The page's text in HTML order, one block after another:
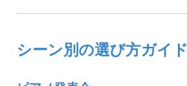
シーン別の選び方ガイド